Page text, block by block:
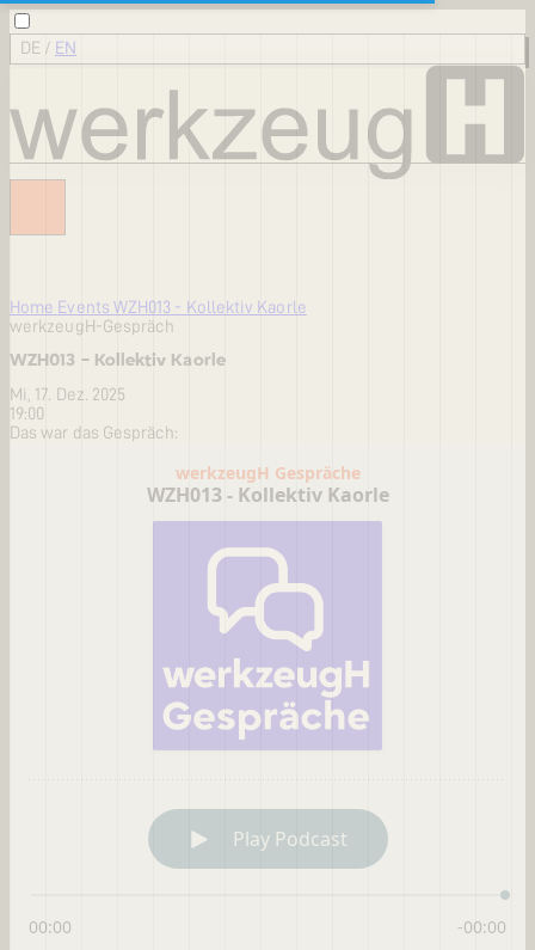
DE / EN
Home Events WZH013 - Kollektiv Kaorle
werkzeugH-Gespräch
WZH013 - Kollektiv Kaorle
Mi, 17. Dez. 2025
19:00
Das war das Gespräch: